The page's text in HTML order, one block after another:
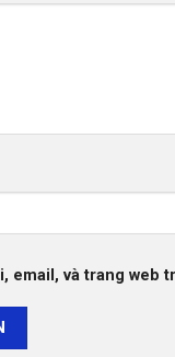
email, và trang web